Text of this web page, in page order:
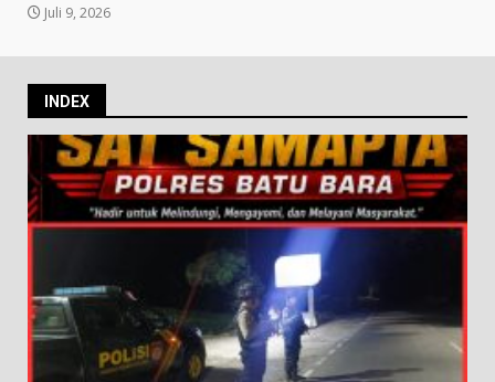
Juli 9, 2026
INDEX